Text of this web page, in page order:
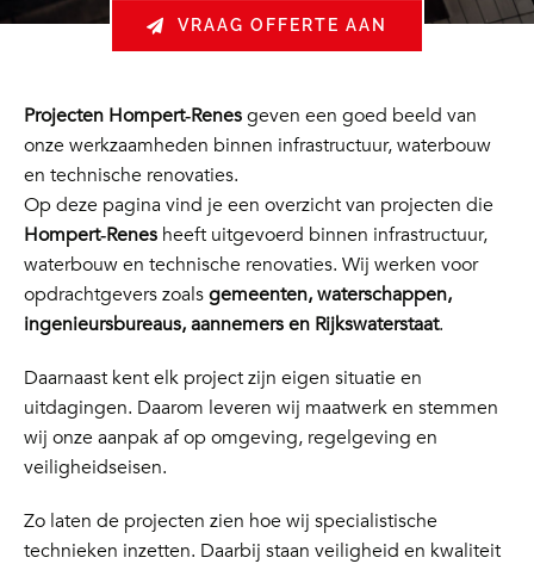
VRAAG OFFERTE AAN
Projecten Hompert‑Renesgeven een goed beeld van
onze werkzaamheden binnen infrastructuur, waterbouw
en technische renovaties.
Op deze pagina vind je een overzicht van projecten die
Hompert‑Renesheeft uitgevoerd binnen infrastructuur,
waterbouw en technische renovaties. Wij werken voor
opdrachtgevers zoalsgemeenten, waterschappen,
ingenieursbureaus, aannemers en Rijkswaterstaat.
Daarnaast kent elk project zijn eigen situatie en
uitdagingen. Daarom leveren wij maatwerk en stemmen
wij onze aanpak af op omgeving, regelgeving en
veiligheidseisen.
Zo laten de projecten zien hoe wij specialistische
technieken inzetten. Daarbij staan veiligheid en kwaliteit